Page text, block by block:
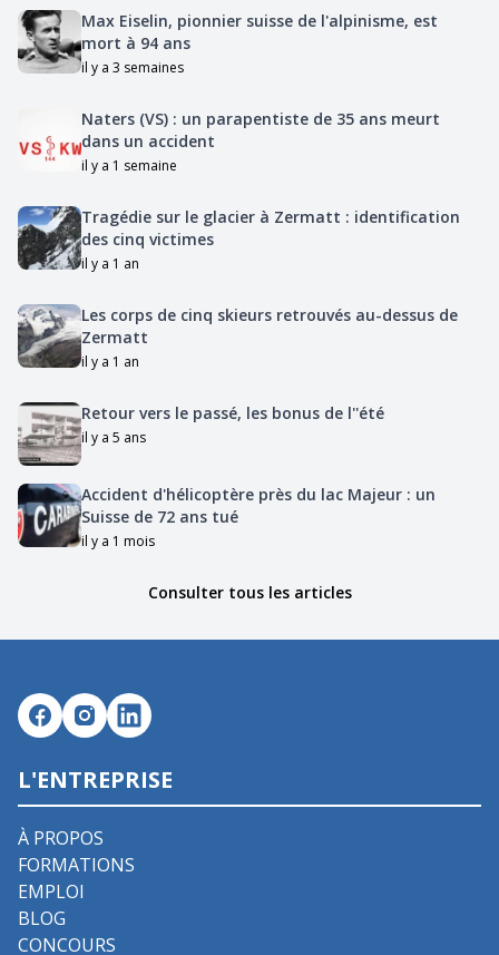
Max Eiselin, pionnier suisse de l'alpinisme, est
mort à 94 ans
il y a 3 semaines
Naters (VS) : un parapentiste de 35 ans meurt
dans un accident
il y a 1 semaine
Tragédie sur le glacier à Zermatt : identification
des cinq victimes
il y a 1 an
Les corps de cinq skieurs retrouvés au-dessus de
Zermatt
il y a 1 an
Retour vers le passé, les bonus de l''été
il y a 5 ans
Accident d'hélicoptère près du lac Majeur : un
Suisse de 72 ans tué
il y a 1 mois
Consulter tous les articles
L'ENTREPRISE
À PROPOS
FORMATIONS
EMPLOI
BLOG
CONCOURS